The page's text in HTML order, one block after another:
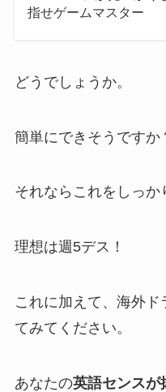
指せゲームマスター
どうでしょうか。
簡単にできそうですか
それならこれをしっか
理想は週5デス！
これに加えて、海外
てみてください。
あなたの英語センスが